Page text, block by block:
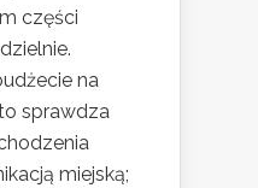
części
na
sprawdza
miejską;